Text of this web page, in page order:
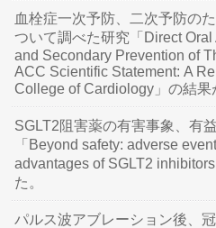
血栓症一次予防、二次予防の
ついて調べた研究「Direct
and Secondary Prevention of
ACC Scientific Statement: A
College of Cardiology」の結果
SGLT2阻害薬の有害事象、有
「Beyond safety: adverse
advantages of SGLT2
た。
パルス波アブレーション後、